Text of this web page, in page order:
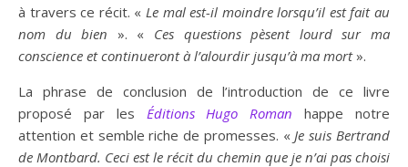
à travers ce récit. « Le mal est-il moindre lorsqu’il est fait au
nom du bien ». « Ces questions pèsent lourd sur ma
conscience et continueront à l’alourdir jusqu’à ma mort».
La phrase de conclusion de l’introduction de ce livre
proposé par les Éditions Hugo Roman happe notre
attention et semble riche de promesses. «Je suis Bertrand
de Montbard. Ceci est le récit du chemin que je n’ai pas choisi